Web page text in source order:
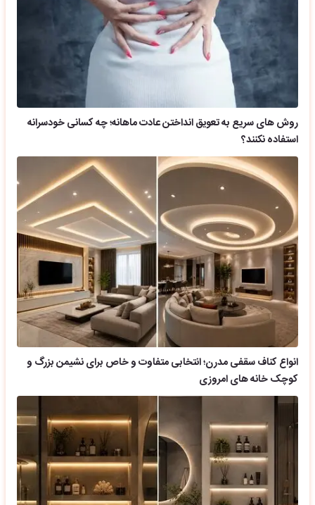
روش های سریع به تعویق انداختن عادت ماهانه؛ چه کسانی خودسرانه
استفاده نکنند؟
انواع کناف سقفی مدرن؛ انتخابی متفاوت و خاص برای نشیمن بزرگ و
کوچک خانه های امروزی